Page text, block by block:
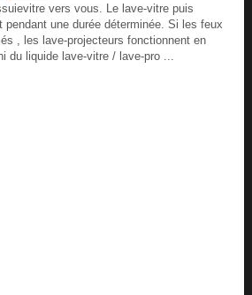
vers vous. Le lave-vitre puis
pendant une durée déterminée. Si les feux
, les lave-projecteurs fonctionnent en
du liquide lave-vitre / lave-pro ...